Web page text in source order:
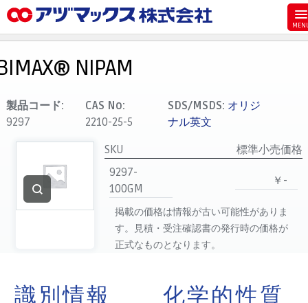
お気に入り
カート
マイアカウント
代理店一覧
支払い
NIPAM
製品コード:
9297
CAS No:
2210-25-5
SDS/MSDS: オリジ
ナル英文
SKU
標準小売価格
9297-
100GM
￥-
掲載の価格は情報が古い可能性がありま
す。見積・受注確認書の発行時の価格が
正式なものとなります。
識別情報 化学的性質